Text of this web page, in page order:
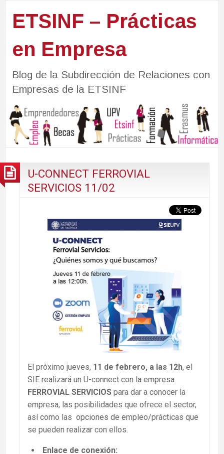
ETSINF – Prácticas
en Empresa
Blog de la Subdirección de Relaciones con
Empresas de la ETSINF
U-CONNECT FERROVIAL
SERVICIOS 11/02
El próximo jueves, 11 de febrero, a las 12h, el
SIE realizará un U-connect con la empresa
FERROVIAL SERVICIOS para dar a conocer la
empresa, las posibilidades que ofrece el sector,
así como las opciones de empleo/prácticas que
se pueden realizar con ellos.
Enlace de conexión: